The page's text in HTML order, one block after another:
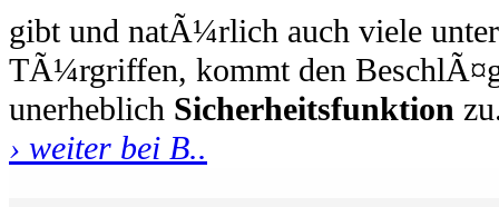
gibt und natÃ¼rlich auch viele
TÃ¼rgriffen, kommt den
unerheblich Sicherheitsfunktion
› weiter bei B..